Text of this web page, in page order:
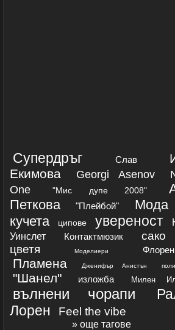
Супердръг Слав
Екимова
Georgi Asenov
One
"Мис дупе 2008"
Петкова
"Плейбой"
кучета
ципове увереност
Уинслет
Контактмюзик
цветя
Моделиери
Пламена Дженифър Анистън
"Шанел" изложба Милен
вълнени чорапи
Лорен
Feel the vibe
» още тагове